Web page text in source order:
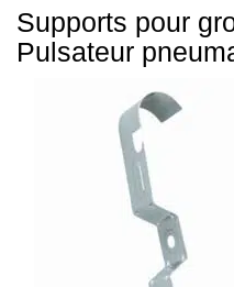
Supports pour
Pulsateur